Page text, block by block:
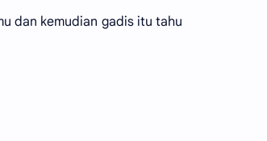
dan kemudian gadis itu tahu